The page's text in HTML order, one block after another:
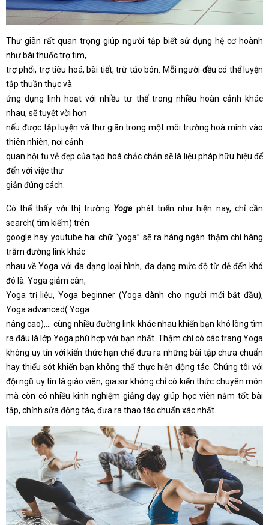
Thư giãn rất quan trọng giúp người tập biết sử dụng hệ cơ hoành
như bài thuốc trợ tim,
trợ phổi, trợ tiêu hoá, bài tiết, trừ táo bón. Mỗi người đều có thể luyện
tập thuần thục và
ứng dụng linh hoạt với nhiều tư thế trong nhiều hoàn cảnh khác
nhau, sẽ tuyệt vời hơn
nếu được tập luyện và thư giãn trong một môi trường hoà mình vào
thiên nhiên, nơi cảnh
quan hội tụ vẻ đẹp của tạo hoá chắc chắn sẽ là liệu pháp hữu hiệu để
đến với việc thư
giản đúng cách.
Có thể thấy với thị trường Yoga phát triển như hiện nay, chỉ cần
search( tìm kiếm) trên
google hay youtube hai chữ “yoga” sẽ ra hàng ngàn thậm chí hàng
trăm đường link khác
nhau về Yoga với đa dạng loại hình, đa dạng mức độ từ dễ đến khó
đó là: Yoga giảm cân,
Yoga trị liệu, Yoga beginner (Yoga dành cho người mới bắt đầu),
Yoga advanced( Yoga
nâng cao),… cùng nhiều đường link khác nhau khiến bạn khó lòng tìm
ra đâu là lớp Yoga phù hợp với bạn nhất. Thậm chí có các trang Yoga
không uy tín với kiến thức hạn chế đưa ra những bài tập chưa chuẩn
hay thiếu sót khiến bạn không thể thực hiện động tác. Chúng tôi với
đội ngũ uy tín là giáo viên, gia sư không chỉ có kiến thức chuyên môn
mà còn có nhiều kinh nghiệm giảng dạy giúp học viên nắm tốt bài
tập, chỉnh sửa động tác, đưa ra thao tác chuẩn xác nhất.